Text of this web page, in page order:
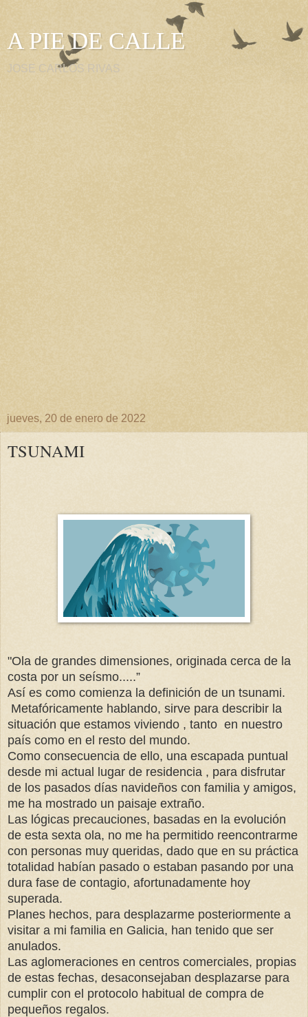
A PIE DE CALLE
JOSE CARLOS RIVAS
jueves, 20 de enero de 2022
TSUNAMI
"Ola de grandes dimensiones, originada cerca de la
costa por un seísmo.....”
Así es como comienza la definición de un tsunami.
Metafóricamente hablando, sirve para describir la
situación que estamos viviendo , tanto en nuestro
país como en el resto del mundo.
Como consecuencia de ello, una escapada puntual
desde mi actual lugar de residencia , para disfrutar
de los pasados días navideños con familia y amigos,
me ha mostrado un paisaje extraño.
Las lógicas precauciones, basadas en la evolución
de esta sexta ola, no me ha permitido reencontrarme
con personas muy queridas, dado que en su práctica
totalidad habían pasado o estaban pasando por una
dura fase de contagio, afortunadamente hoy
superada.
Planes hechos, para desplazarme posteriormente a
visitar a mi familia en Galicia, han tenido que ser
anulados.
Las aglomeraciones en centros comerciales, propias
de estas fechas, desaconsejaban desplazarse para
cumplir con el protocolo habitual de compra de
pequeños regalos.